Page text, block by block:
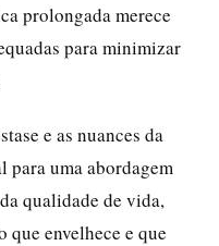
prolongada merece
para minimizar
e as nuances da
para uma abordagem
qualidade de vida,
que envelhece e que